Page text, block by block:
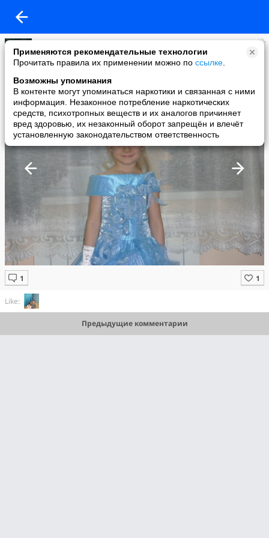
Применяются рекомендательные технологии
Прочитать правила их применении можно по ссылке
Возможны упоминания
В контенте могут упоминаться наркотики и связанная с ними
информация. Незаконное потребление наркотических
средств, психотропных веществ и их аналогов причиняет
вред здоровью, их незаконный оборот запрещён и влечёт
установленную законодательством ответственность
Наталия Ануфриева
added a photo
10 Jul в 20:46
Like:
Предыдущие комментарии